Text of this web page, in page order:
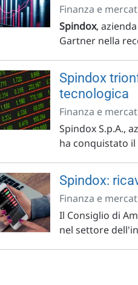
Finanza e
Spindox,
Gartner nella
Spindox
tecnologica
Finanza e
Spindox S.p.A.,
ha conquistato
Spindox:
Finanza e
Il Consiglio di
nel settore